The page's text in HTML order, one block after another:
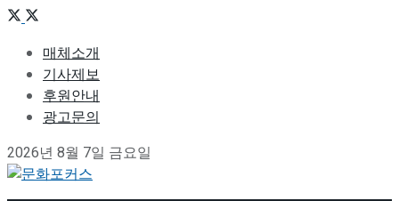
매체소개
기사제보
후원안내
광고문의
2026년 8월 7일 금요일